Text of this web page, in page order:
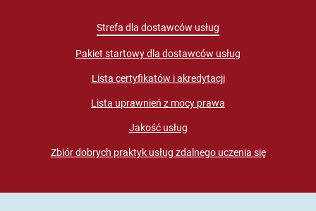
Strefa dla dostawców usług
Pakiet startowy dla dostawców usług
Lista certyfikatów i akredytacji
Lista uprawnień z mocy prawa
Jakość usług
Zbiór dobrych praktyk usług zdalnego uczenia się